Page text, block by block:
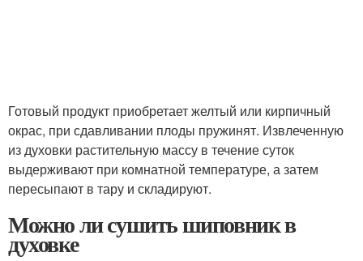
Готовый продукт приобретает желтый или кирпичный
окрас, при сдавливании плоды пружинят. Извлеченную
из духовки растительную массу в течение суток
выдерживают при комнатной температуре, а затем
пересыпают в тару и складируют.
Можно ли сушить шиповник в
духовке